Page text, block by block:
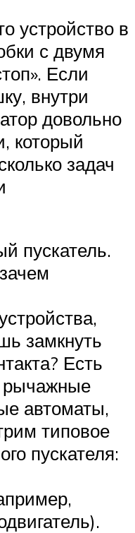
устройство в
с двумя
Если
внутри
довольно
который
задач
пускатель.
замкнуть
Есть
рычажные
автоматы,
типовое
пускателя: